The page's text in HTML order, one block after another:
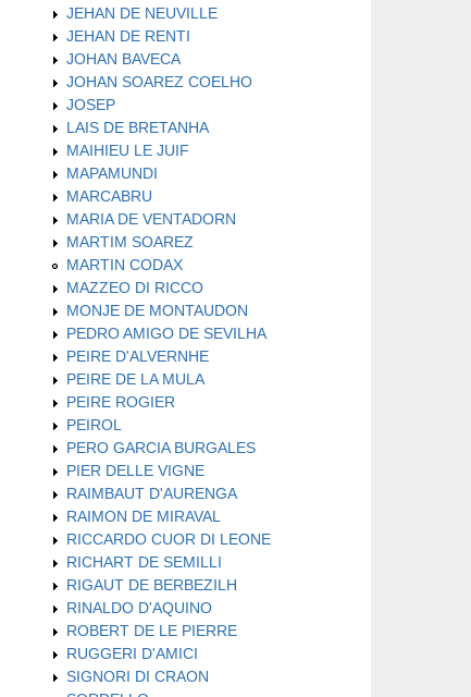
JEHAN DE NEUVILLE
JEHAN DE RENTI
JOHAN BAVECA
JOHAN SOAREZ COELHO
JOSEP
LAIS DE BRETANHA
MAIHIEU LE JUIF
MAPAMUNDI
MARCABRU
MARIA DE VENTADORN
MARTIM SOAREZ
MARTIN CODAX
MAZZEO DI RICCO
MONJE DE MONTAUDON
PEDRO AMIGO DE SEVILHA
PEIRE D'ALVERNHE
PEIRE DE LA MULA
PEIRE ROGIER
PEIROL
PERO GARCIA BURGALES
PIER DELLE VIGNE
RAIMBAUT D'AURENGA
RAIMON DE MIRAVAL
RICCARDO CUOR DI LEONE
RICHART DE SEMILLI
RIGAUT DE BERBEZILH
RINALDO D'AQUINO
ROBERT DE LE PIERRE
RUGGERI D'AMICI
SIGNORI DI CRAON